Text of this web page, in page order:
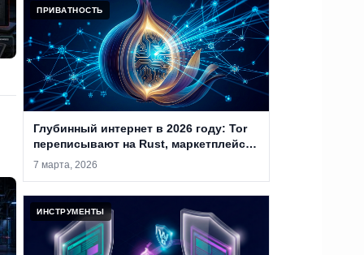
ПРИВАТНОСТЬ
Глубинный интернет в 2026 году: Tor
переписывают на Rust, маркетплейсы
закрывают, а анонимность уже не
7 марта, 2026
ИНСТРУМЕНТЫ